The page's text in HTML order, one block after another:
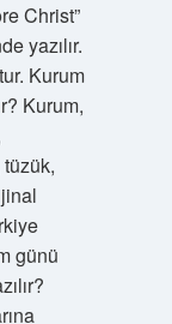
Christ”
yazılır.
Kurum
Kurum,
günü